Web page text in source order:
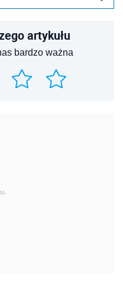
artykułu
bardzo ważna